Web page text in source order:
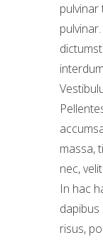
massa,
nec,
In hac
dapibus
risus,